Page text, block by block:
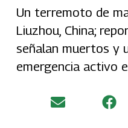
Un terremoto de
Liuzhou, China;
señalan muertos y
emergencia activo